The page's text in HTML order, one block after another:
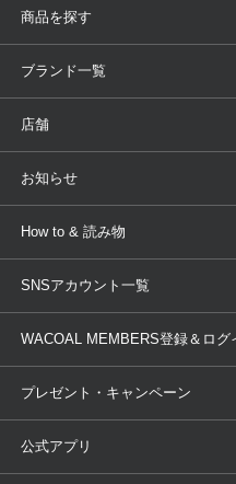
商品を探す
アイテム
トピックス
ブランド一覧
WACOAL
AMPHI
OUR WACOAL
WACOAL Remamma
Licensed Brands
店舗
店舗を探す
ブラ無料診断
3Dボディスキャン
お知らせ
新着情報
商品回収
ニュース＆トピックス
How to & 読み物
下着の基礎知識
ブラパン
大人の工場見学inベトナム
SNSアカウント一覧
WACOAL MEMBERS登録＆ログ
プレゼント・キャンペーン
公式アプリ